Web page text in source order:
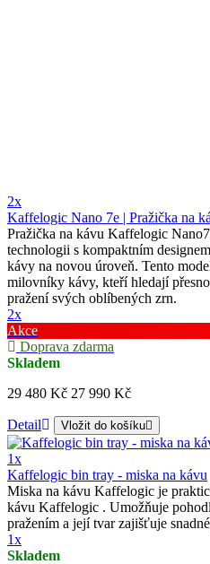
2x
Kaffelogic Nano 7e | Pražička na
Pražička na kávu Kaffelogic
technologii s kompaktním
kávy na novou úroveň. Tento
milovníky kávy, kteří hledají
pražení svých oblíbených zrn.
2x
Akce
Doprava zdarma
Skladem
29 480 Kč 27 990 Kč
Detail Vložit do košíku
1x
Kaffelogic bin tray - miska na kávu
Miska na kávu Kaffelogic je
kávu Kaffelogic . Umožňuje
pražením a její tvar zajišťuje
1x
Skladem